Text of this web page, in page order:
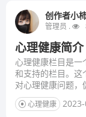
创作者小
管理员 .
心理健康简介
心理健康栏目是
和支持的栏目。这
对心理健康问题，
心理健康